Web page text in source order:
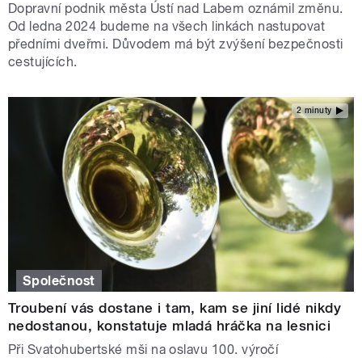
Dopravní podnik města Ústí nad Labem oznámil změnu.
Od ledna 2024 budeme na všech linkách nastupovat
předními dveřmi. Důvodem má být zvýšení bezpečnosti
cestujících.
2 minuty
Společnost
Troubení vás dostane i tam, kam se jiní lidé nikdy
nedostanou, konstatuje mladá hráčka na lesnici
Při Svatohubertské mši na oslavu 100. výročí